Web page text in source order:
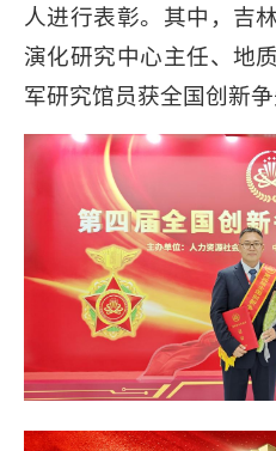
人进行表彰。其中，吉
演化研究中心主任、地
军研究馆员获全国创新争